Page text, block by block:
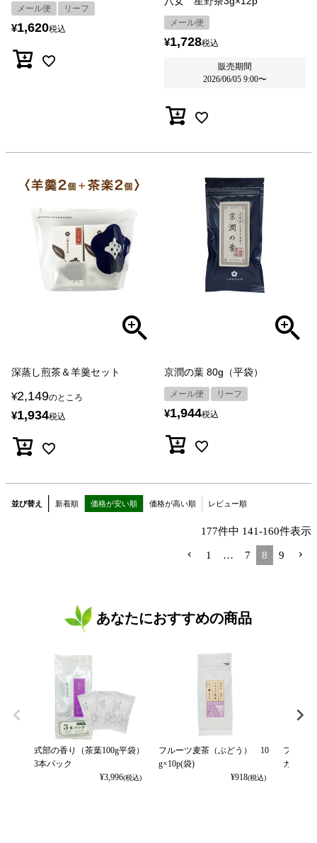
メール便 リーフ
¥1,620税込
メール便
¥1,728税込
販売期間
2026/06/05 9:00〜
深蒸し煎茶＆羊羹セット
¥2,149のところ
¥1,934税込
京潤の葉 80g（平袋）
メール便 リーフ
¥1,944税込
並び替え 新着順 価格が安い順 価格が高い順 レビュー順
177件中 141-160件表示
1 … 7 8 9
あなたにおすすめの商品
式部の香り（茶葉100g平袋）
3本パック
¥3,996(税込)
フルーツ麦茶（ぶどう） 10
g×10p(袋)
¥918(税込)
フルー
カット